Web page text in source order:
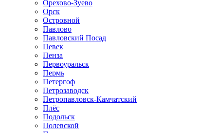
Орехово-Зуево
Орск
Островной
Павлово
Павловский Посад
Певек
Пенза
Первоуральск
Пермь
Петергоф
Петрозаводск
Петропавловск-Камчатский
Плёс
Подольск
Полевской